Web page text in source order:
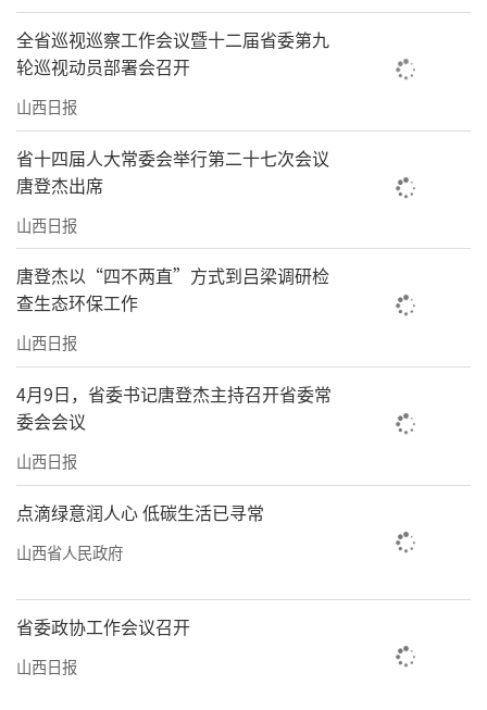
全省巡视巡察工作会议暨十二届省委第九
轮巡视动员部署会召开
山西日报
省十四届人大常委会举行第二十七次会议
唐登杰出席
山西日报
唐登杰以“四不两直”方式到吕梁调研检
查生态环保工作
山西日报
4月9日，省委书记唐登杰主持召开省委常
委会会议
山西日报
点滴绿意润人心 低碳生活已寻常
山西省人民政府
省委政协工作会议召开
山西日报